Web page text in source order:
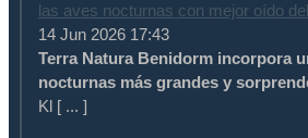
las aves nocturnas con mejor oído
14 Jun 2026 17:43
Terra Natura Benidorm incorpora
nocturnas más grandes y
Kl [ ... ]